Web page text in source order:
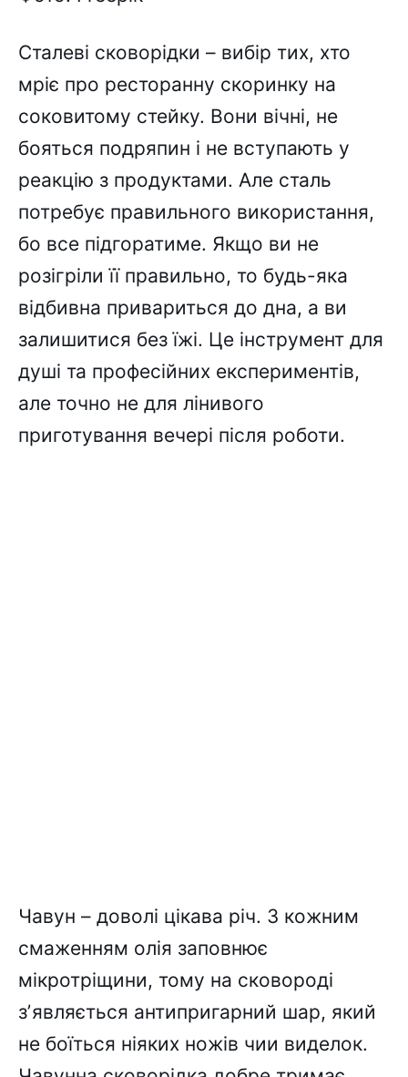
Сталеві сковорідки – вибір тих, хто
мріє про ресторанну скоринку на
соковитому стейку. Вони вічні, не
бояться подряпин і не вступають у
реакцію з продуктами. Але сталь
потребує правильного використання,
бо все підгоратиме. Якщо ви не
розігріли її правильно, то будь-яка
відбивна привариться до дна, а ви
залишитися без їжі. Це інструмент для
душі та професійних експериментів,
але точно не для лінивого
приготування вечері після роботи.
Чавун – доволі цікава річ. З кожним
смаженням олія заповнює
мікротріщини, тому на сковороді
зʼявляється антипригарний шар, який
не боїться ніяких ножів чии виделок.